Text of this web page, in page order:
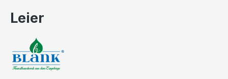
Leier